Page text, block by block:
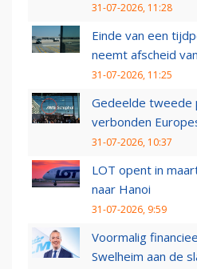
31-07-2026, 11:28
Einde van een
neemt afscheid
31-07-2026, 11:25
Gedeelde tweede
verbonden
31-07-2026, 10:37
LOT opent in
naar Hanoi
31-07-2026, 9:59
Voormalig
Swelheim aan de